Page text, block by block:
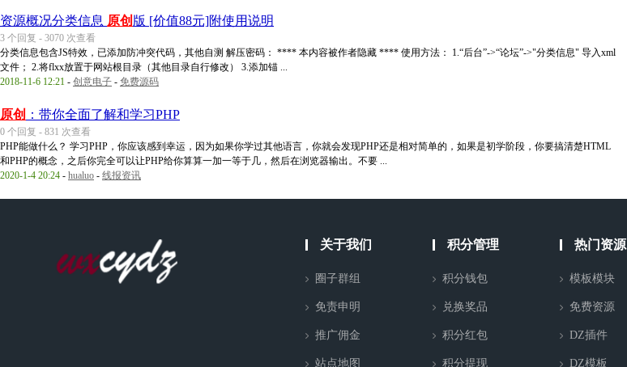
资源概况分类信息 原创 版 [价值88元]附使用说明
3 个回复 - 3070 次查看
分类信息包含JS特效，已添加防冲突代码，其他自测 解压密码： **** 本内容被作者隐藏 **** 使用方法： 1.“后台”->“论坛”->"分类信息" 导入xml
文件； 2.将flxx放置于网站根目录（其他目录自行修改） 3.添加锚 ...
2018-11-6 12:21 - 创意电子 - 免费源码
原创 ：带你全面了解和学习PHP
0 个回复 - 831 次查看
PHP能做什么？ 学习PHP，你应该感到幸运，因为如果你学过其他语言，你就会发现PHP还是相对简单的，如果是初学阶段，你要搞清楚HTML
和PHP的概念，之后你完全可以让PHP给你算算一加一等于几，然后在浏览器输出。不要 ...
2020-1-4 20:24 - hualuo - 线报资讯
关于我们
圈子群组
免责申明
推广佣金
站点地图
积分管理
积分钱包
兑换奖品
积分红包
积分提现
热门资源
模板模块
免费资源
DZ插件
DZ模板